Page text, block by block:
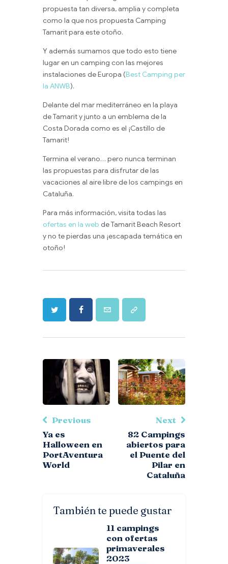
propuesta tan diversa, amplia y completa
como la que nos propuesta Camping
Tamarit para este otoño.
Y además sumamos que todo esto tiene
lugar en un camping con las mejores
instalaciones de Europa (Best Camping per
la ANWB).
Delante del mar mediterráneo en la playa
de Tamarit y junto a un emblema de la
Costa Dorada como es el ¡Castillo de
Tamarit!
Termina el verano… pero nunca terminan
las propuestas para disfrutar de las
vacaciones al aire libre de los campings en
Cataluña.
Para más información, visita todas las
ofertas en la web deTamarit Beach Resort
y no te pierdas una ¡escapada temática en
otoño!
Previous
Ya es
Halloween en
PortAventura
World
Next
82 Campings
abiertos para
el Puente del
Pilar en
Cataluña
También te puede gustar
11 campings
con ofertas
primaverales
2023